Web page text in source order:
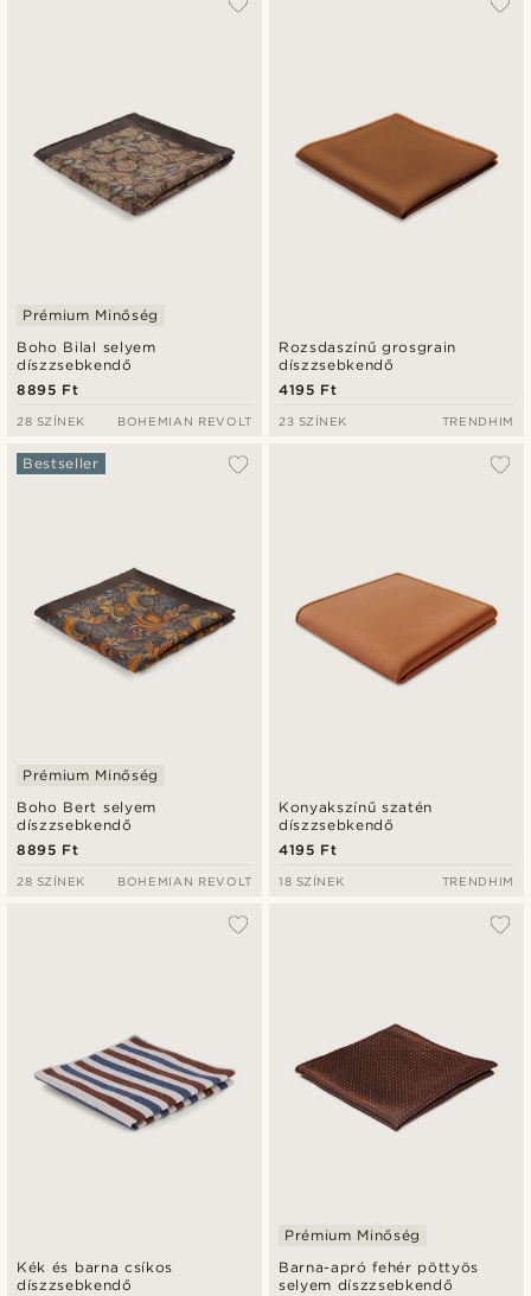
Boho Bilal selyem
díszzsebkendő
Prémium Minőség
8895 Ft
28 SZÍNEK BOHEMIAN REVOLT
Rozsdaszínű grosgrain
díszzsebkendő
4195 Ft
23 SZÍNEK TRENDHIM
Boho Bert selyem
díszzsebkendő
Bestseller
Prémium Minőség
8895 Ft
28 SZÍNEK BOHEMIAN REVOLT
Konyakszínű szatén
díszzsebkendő
4195 Ft
18 SZÍNEK TRENDHIM
Kék és barna csíkos
díszzsebkendő
Barna-apró fehér pöttyös
selyem díszzsebkendő
Prémium Minőség